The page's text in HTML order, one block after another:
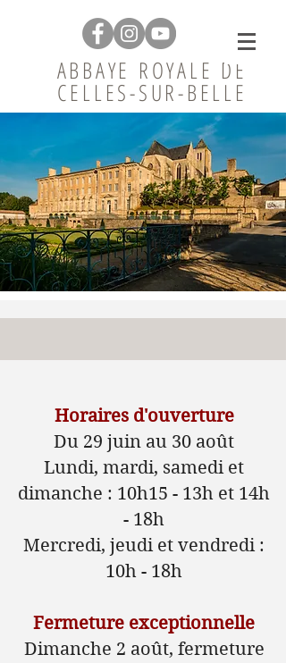
ABBAYE ROYALE DE
CELLES-SUR-BELLE
Horaires d'ouverture
Du 29 juin au 30 août
Lundi, mardi, samedi et
dimanche : 10h15 - 13h et 14h
- 18h
Mercredi, jeudi et vendredi :
10h - 18h
Fermeture exceptionnelle
Dimanche 2 août, fermeture